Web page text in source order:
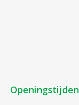
Openingstijden